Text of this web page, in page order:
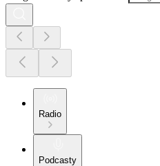
Radio
Podcasty